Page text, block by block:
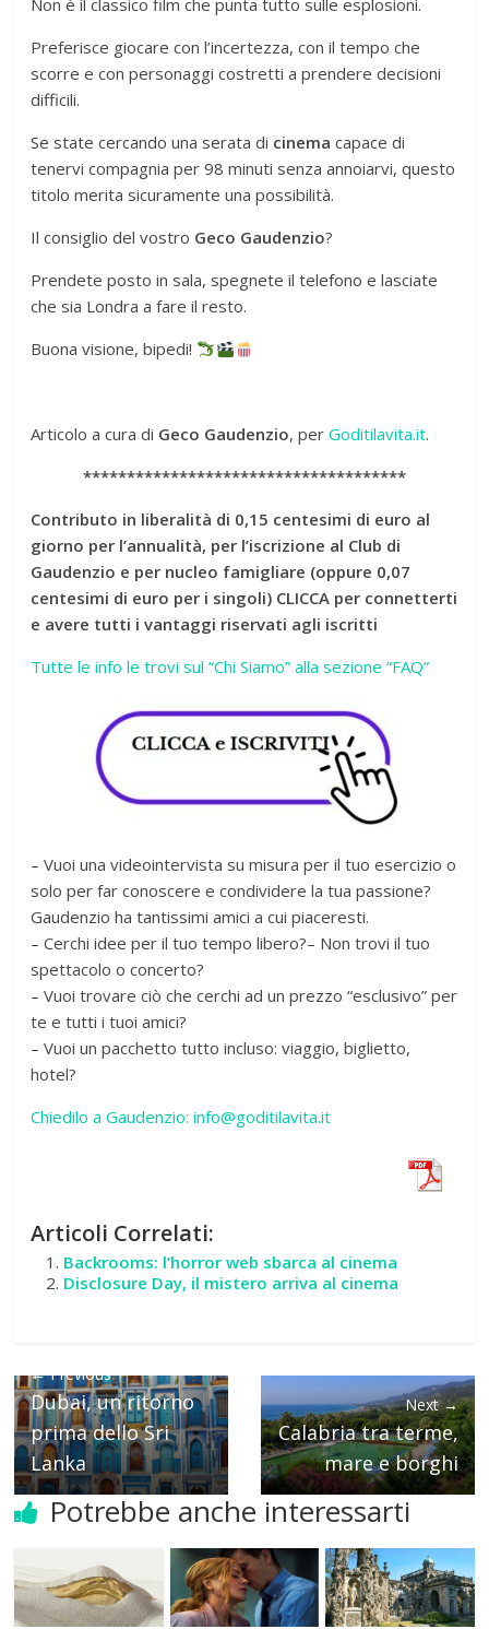
Non è il classico film che punta tutto sulle esplosioni.
Preferisce giocare con l’incertezza, con il tempo che
scorre e con personaggi costretti a prendere decisioni
difficili.
Se state cercando una serata di cinema capace di
tenervi compagnia per 98 minuti senza annoiarvi, questo
titolo merita sicuramente una possibilità.
Il consiglio del vostro Geco Gaudenzio?
Prendete posto in sala, spegnete il telefono e lasciate
che sia Londra a fare il resto.
Buona visione, bipedi!
Articolo a cura di Geco Gaudenzio, perGoditilavita.it.
*************************************
Contributo in liberalità di 0,15 centesimi di euro al
giorno per l’annualità, per l’iscrizione al Club di
Gaudenzio e per nucleo famigliare (oppure 0,07
centesimi di euro per i singoli) CLICCA per connetterti
e avere tutti i vantaggi riservati agli iscritti
Tutte le info le trovi sul “Chi Siamo” alla sezione “FAQ”
– Vuoi una videointervista su misura per il tuo esercizio o
solo per far conoscere e condividere la tua passione?
Gaudenzio ha tantissimi amici a cui piaceresti.
– Cerchi idee per il tuo tempo libero?– Non trovi il tuo
spettacolo o concerto?
– Vuoi trovare ciò che cerchi ad un prezzo “esclusivo” per
te e tutti i tuoi amici?
– Vuoi un pacchetto tutto incluso: viaggio, biglietto,
hotel?
Chiedilo a Gaudenzio: info@goditilavita.it
Articoli Correlati:
Backrooms: l’horror web sbarca al cinema
Disclosure Day, il mistero arriva al cinema
← Previous
Dubai, un ritorno
prima dello Sri
Lanka
Next →
Calabria tra terme,
mare e borghi
Potrebbe anche interessarti